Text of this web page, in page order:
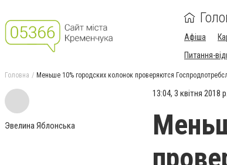
Афіша
Питання-
Головна Меньше 10% городских колонок проверяются
Эвелина Яблонська
13:04, 3 квітня 2018 р.